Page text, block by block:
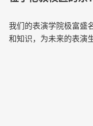
我们的表演学院极富盛
和知识，为未来的表演